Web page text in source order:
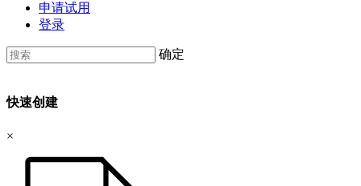
申请试用
登录
确定
快速创建
×